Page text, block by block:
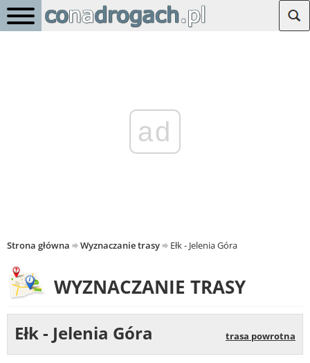
ad
Strona główna Wyznaczanie trasy Ełk - Jelenia Góra
WYZNACZANIE TRASY
Ełk - Jelenia Góra trasa powrotna